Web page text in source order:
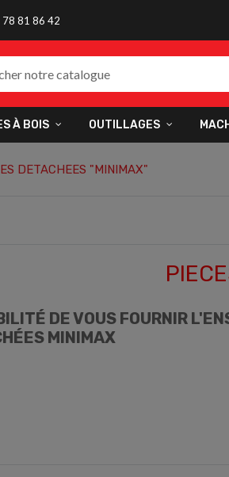
78 81 86 42
À BOIS OUTILLAGES
DETACHEES "MINIMAX"
DE VOUS FOURNIR
MINIMAX